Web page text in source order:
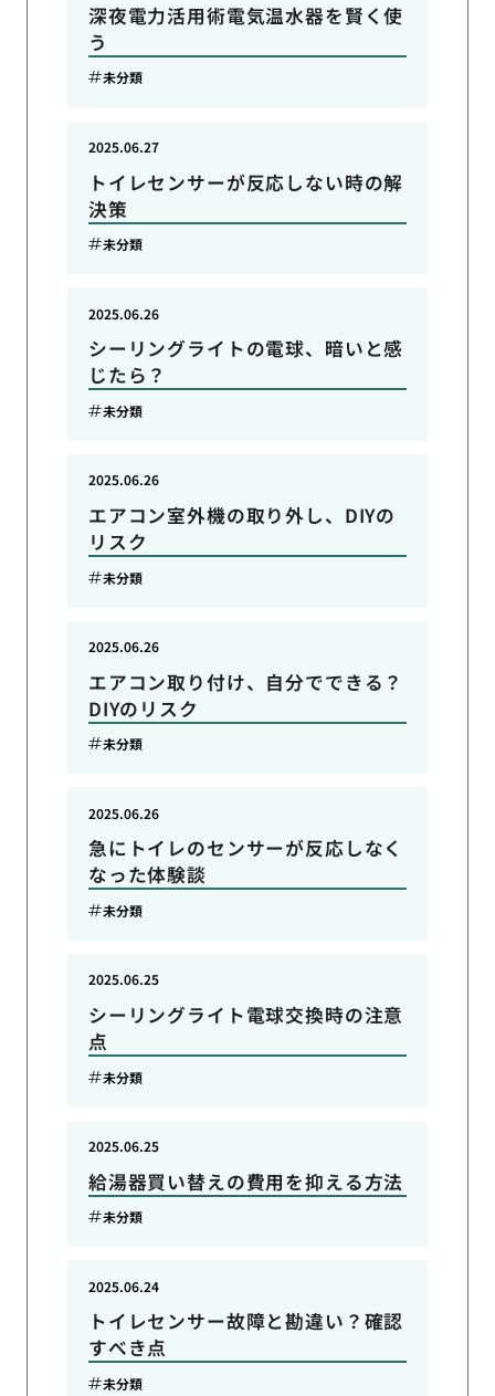
深夜電力活用術電気温水器を賢く使
う
未分類
トイレセンサーが反応しない時の解
決策
2025.06.27
未分類
シーリングライトの電球、暗いと感
じたら？
2025.06.26
未分類
エアコン室外機の取り外し、DIYの
リスク
2025.06.26
未分類
エアコン取り付け、自分でできる？
DIYのリスク
2025.06.26
未分類
急にトイレのセンサーが反応しなく
なった体験談
2025.06.26
未分類
シーリングライト電球交換時の注意
点
2025.06.25
未分類
給湯器買い替えの費用を抑える方法
2025.06.25
未分類
トイレセンサー故障と勘違い？確認
すべき点
2025.06.24
未分類